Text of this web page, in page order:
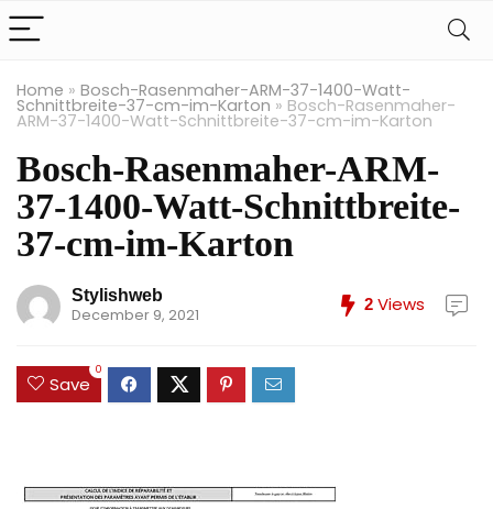
Home » Bosch-Rasenmaher-ARM-37-1400-Watt-
Schnittbreite-37-cm-im-Karton » Bosch-Rasenmaher-
ARM-37-1400-Watt-Schnittbreite-37-cm-im-Karton
Bosch-Rasenmaher-ARM-
37-1400-Watt-Schnittbreite-
37-cm-im-Karton
Stylishweb
December 9, 2021
2 Views
Save
0